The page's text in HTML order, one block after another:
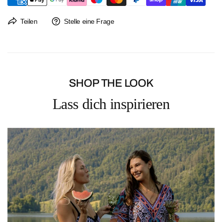
versandkostenfrei.
Der Rückversand ist immer kostenlos. Ein Rücksendeetikett liegt jeder
Teilen Stelle eine Frage
SHOP THE LOOK
Lass dich inspirieren